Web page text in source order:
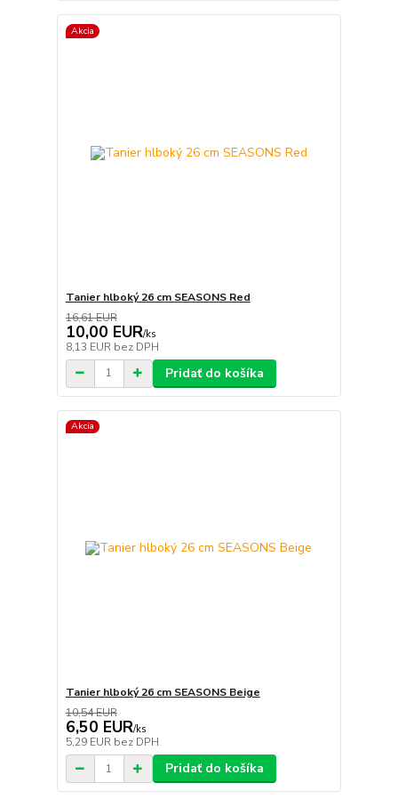
Akcia
Tanier hlboký 26 cm SEASONS Red
16,61 EUR
10,00 EUR/ks
8,13 EUR bez DPH
Pridať do košíka
Akcia
Tanier hlboký 26 cm SEASONS Beige
10,54 EUR
6,50 EUR/ks
5,29 EUR bez DPH
Pridať do košíka